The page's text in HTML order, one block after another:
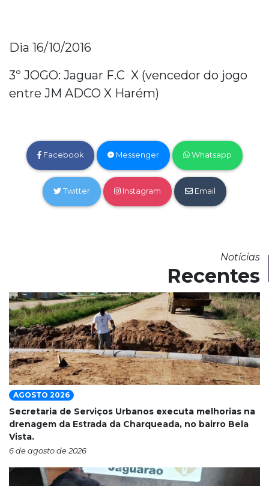
Dia 16/10/2016
3º JOGO: Jaguar F.C X (vencedor do jogo
entre JM ADCO X Harém)
Facebook Messenger Whatsapp
Twitter Instagram Email
Notícias
Recentes
AGOSTO 2026
Secretaria de Serviços Urbanos executa melhorias na
drenagem da Estrada da Charqueada, no bairro Bela
Vista.
6 de agosto de 2026